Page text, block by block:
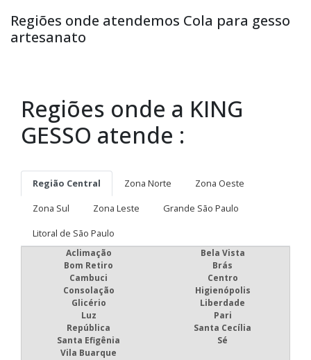
Regiões onde atendemos Cola para gesso
artesanato
Regiões onde a KING
GESSO atende :
Região Central Zona Norte
Zona Oeste
Zona Sul
Zona Leste
Grande São Paulo
Litoral de São Paulo
Aclimação
Bela Vista
Bom Retiro
Brás
Cambuci
Centro
Consolação
Higienópolis
Glicério
Liberdade
Luz
Pari
República
Santa Cecília
Santa Efigênia
Sé
Vila Buarque